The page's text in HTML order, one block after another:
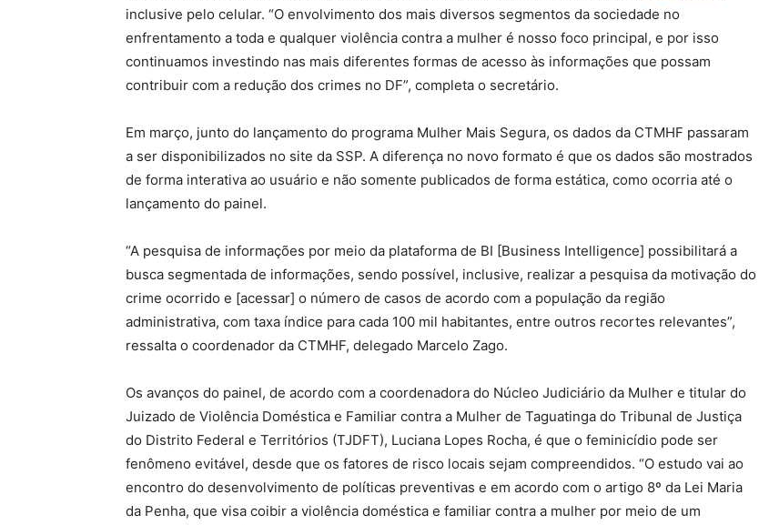
inclusive pelo celular. “O envolvimento dos mais diversos segmentos da sociedade no
enfrentamento a toda e qualquer violência contra a mulher é nosso foco principal, e por isso
continuamos investindo nas mais diferentes formas de acesso às informações que possam
contribuir com a redução dos crimes no DF”, completa o secretário.
Em março, junto do lançamento do programa Mulher Mais Segura, os dados da CTMHF passaram
a ser disponibilizados no site da SSP. A diferença no novo formato é que os dados são mostrados
de forma interativa ao usuário e não somente publicados de forma estática, como ocorria até o
lançamento do painel.
“A pesquisa de informações por meio da plataforma de BI [Business Intelligence] possibilitará a
busca segmentada de informações, sendo possível, inclusive, realizar a pesquisa da motivação do
crime ocorrido e [acessar] o número de casos de acordo com a população da região
administrativa, com taxa índice para cada 100 mil habitantes, entre outros recortes relevantes”,
ressalta o coordenador da CTMHF, delegado Marcelo Zago.
Os avanços do painel, de acordo com a coordenadora do Núcleo Judiciário da Mulher e titular do
Juizado de Violência Doméstica e Familiar contra a Mulher de Taguatinga do Tribunal de Justiça
do Distrito Federal e Territórios (TJDFT), Luciana Lopes Rocha, é que o feminicídio pode ser
fenômeno evitável, desde que os fatores de risco locais sejam compreendidos. “O estudo vai ao
encontro do desenvolvimento de políticas preventivas e em acordo com o artigo 8º da Lei Maria
da Penha, que visa coibir a violência doméstica e familiar contra a mulher por meio de um